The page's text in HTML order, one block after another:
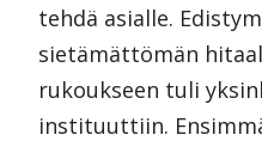
tehdä asialle.
sietämättömän
rukoukseen tuli
instituuttiin.